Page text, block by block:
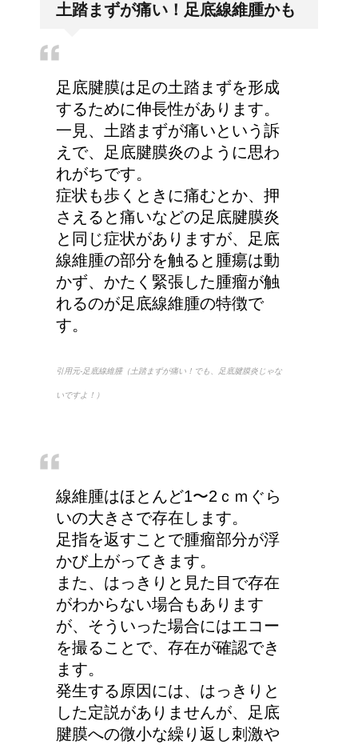
わなくなった理由は何？
土踏まずが痛い！足底線維腫かも
足底腱膜は足の土踏まずを形成
するために伸長性があります。
一見、土踏まずが痛いという訴
えで、足底腱膜炎のように思わ
れがちです。
症状も歩くときに痛むとか、押
さえると痛いなどの足底腱膜炎
と同じ症状がありますが、足底
線維腫の部分を触ると腫瘍は動
かず、かたく緊張した腫瘤が触
れるのが足底線維腫の特徴で
す。
引用元-足底線維腫（土踏まずが痛い！でも、足底腱膜炎じゃな
いですよ！）
線維腫はほとんど1〜2ｃｍぐら
いの大きさで存在します。
足指を返すことで腫瘤部分が浮
かび上がってきます。
また、はっきりと見た目で存在
がわからない場合もあります
が、そういった場合にはエコー
を撮ることで、存在が確認でき
ます。
発生する原因には、はっきりと
した定説がありませんが、足底
腱膜への微小な繰り返し刺激や